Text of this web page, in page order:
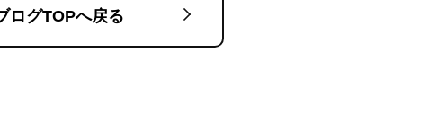
ログTOPへ戻る